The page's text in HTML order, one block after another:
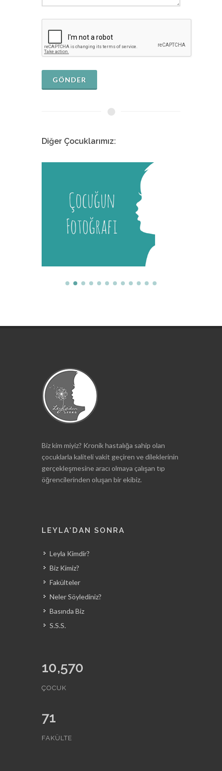
GÖNDER
Diğer Çocuklarımız:
Melis
İstanbul Tıp Fakültesi
Biz kim miyiz? Kronik hastalığa sahip olan
çocuklarla kaliteli vakit geçiren ve dileklerinin
gerçekleşmesine aracı olmaya çalışan tıp
öğrencilerinden oluşan bir ekibiz.
LEYLA'DAN SONRA
Leyla Kimdir?
Biz Kimiz?
Fakülteler
Neler Söylediniz?
Basında Biz
S.S.S.
10,570
ÇOCUK
71
FAKÜLTE